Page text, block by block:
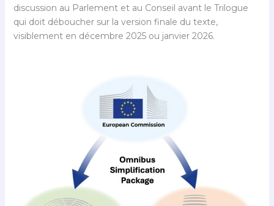
discussion au Parlement et au Conseil avant le Trilogue
qui doit déboucher sur la version finale du texte,
visiblement en décembre 2025 ou janvier 2026.